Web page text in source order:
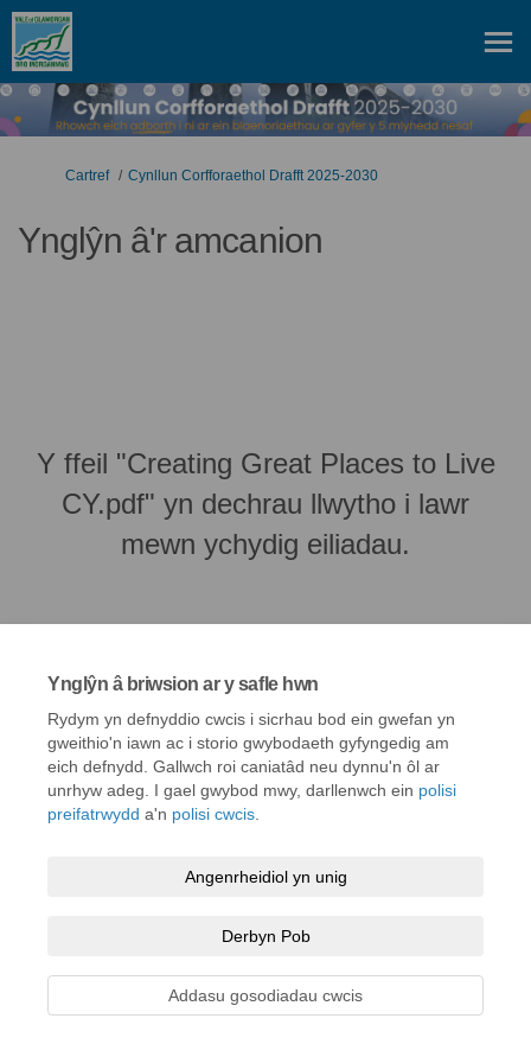
Ynglŷn â briwsion ar y safle hwn
Rydym yn defnyddio cwcis i sicrhau bod ein gwefan yn
gweithio'n iawn ac i storio gwybodaeth gyfyngedig am
eich defnydd. Gallwch roi caniatâd neu dynnu'n ôl ar
unrhyw adeg. I gael gwybod mwy, darllenwch ein polisi
preifatrwydd a'n polisi cwcis
Angenrheidiol yn unig
Derbyn Pob
Addasu gosodiadau cwcis
Rydych yma:
Cartref Cynllun Corfforaethol Drafft 2025-2030
Ynglŷn â'r amcanion
Y ffeil "Creating Great Places to Live
CY.pdf" yn dechrau llwytho i lawr
mewn ychydig eiliadau.
Map o'r safle